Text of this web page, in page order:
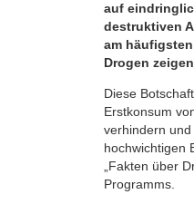
auf
destruktiven
am
Drogen
Diese
Erstkonsum
verhindern
hochwichtigen
„Fakten über
Programms.